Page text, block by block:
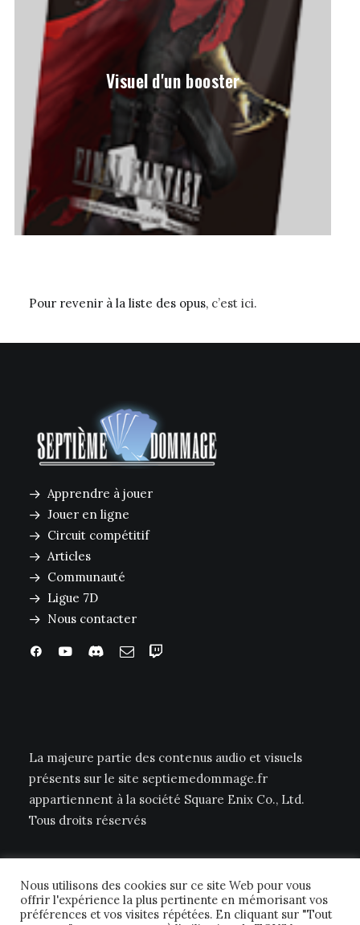
Visuel d'un booster
Pour revenir à la liste des opus, c’est ici.
Apprendre à jouer
Jouer en ligne
Circuit compétitif
Articles
Communauté
Ligue 7D
Nous contacter
La majeure partie des contenus audio et visuels
présents sur le site septiemedommage.fr
appartiennent à la société Square Enix Co., Ltd.
Tous droits réservés
Nous utilisons des cookies sur ce site Web pour vous
offrir l'expérience la plus pertinente en mémorisant vos
préférences et vos visites répétées. En cliquant sur "Tout